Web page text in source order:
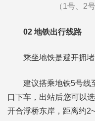
（1号、2
02 地铁出行线路
乘坐地铁是避开拥
建议搭乘地铁5号线
口下车，出站后您可以
开合浮桥东岸，距离约